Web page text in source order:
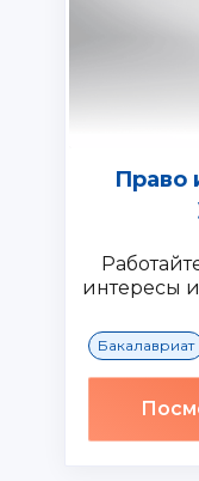
Бакалавриат
Право
интересы